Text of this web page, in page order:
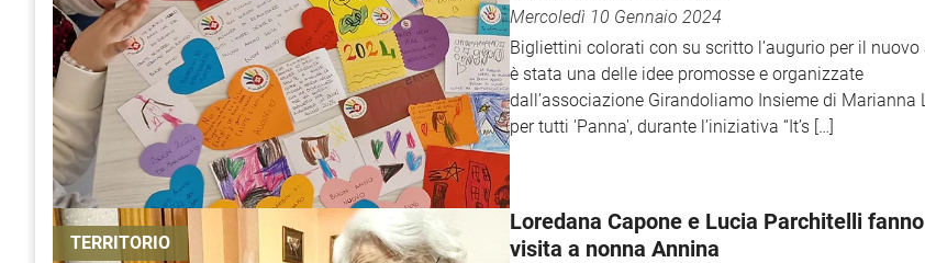
Mercoledì 10 Gennaio 2024
Bigliettini colorati con su scritto l’augurio per il nuovo
è stata una delle idee promosse e organizzate
dall’associazione Girandoliamo Insieme di Marianna
per tutti 'Panna', durante l’iniziativa “It’s […]
TERRITORIO
Loredana Capone e Lucia Parchitelli fanno
visita a nonna Annina